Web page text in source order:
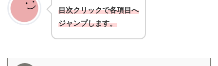
目次クリックで各項目へ
ジャンプします。